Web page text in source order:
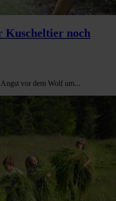
Kuscheltier noch
vor dem Wolf um...